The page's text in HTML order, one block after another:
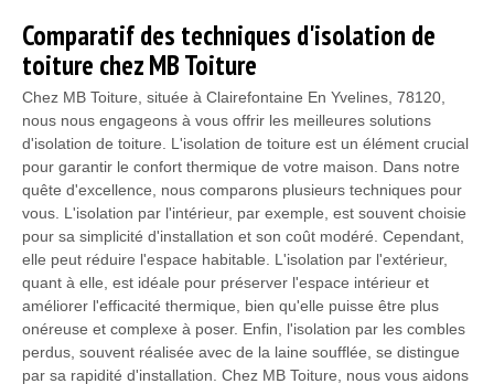
Comparatif des techniques d'isolation de
toiture chez MB Toiture
Chez MB Toiture, située à Clairefontaine En Yvelines, 78120,
nous nous engageons à vous offrir les meilleures solutions
d'isolation de toiture. L'isolation de toiture est un élément crucial
pour garantir le confort thermique de votre maison. Dans notre
quête d'excellence, nous comparons plusieurs techniques pour
vous. L'isolation par l'intérieur, par exemple, est souvent choisie
pour sa simplicité d'installation et son coût modéré. Cependant,
elle peut réduire l'espace habitable. L'isolation par l'extérieur,
quant à elle, est idéale pour préserver l'espace intérieur et
améliorer l'efficacité thermique, bien qu'elle puisse être plus
onéreuse et complexe à poser. Enfin, l'isolation par les combles
perdus, souvent réalisée avec de la laine soufflée, se distingue
par sa rapidité d'installation. Chez MB Toiture, nous vous aidons